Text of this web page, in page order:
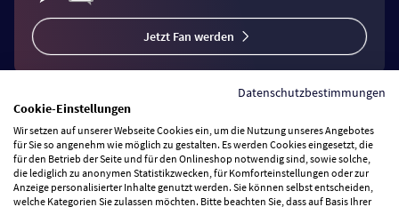
Jetzt Fan werden
Vertrag widerrufen
Zahlungsarten
Datenschutzbestimmungen
Cookie-Einstellungen
Wir setzen auf unserer Webseite Cookies ein, um die Nutzung unseres Angebotes
für Sie so angenehm wie möglich zu gestalten. Es werden Cookies eingesetzt, die
für den Betrieb der Seite und für den Onlineshop notwendig sind, sowie solche,
die lediglich zu anonymen Statistikzwecken, für Komforteinstellungen oder zur
Anzeige personalisierter Inhalte genutzt werden. Sie können selbst entscheiden,
welche Kategorien Sie zulassen möchten. Bitte beachten Sie, dass auf Basis Ihrer